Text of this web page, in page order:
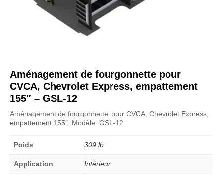
Aménagement de fourgonnette pour
CVCA, Chevrolet Express, empattement
155″ – GSL-12
Aménagement de fourgonnette pour CVCA, Chevrolet Express,
empattement 155″. Modèle: GSL-12
Poids 309 lb
Application Intérieur